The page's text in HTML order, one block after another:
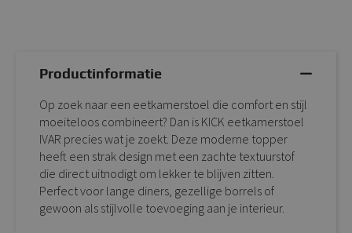
Productinformatie
Op zoek naar een eetkamerstoel die comfort en stijl
moeiteloos combineert? Dan is KICK eetkamerstoel
IVAR precies wat je zoekt. Deze moderne topper
heeft een strak design met een zachte textuurstof
die direct uitnodigt om lekker te blijven zitten.
Perfect voor lange diners, gezellige borrels of
gewoon als stijlvolle toevoeging aan je interieur.